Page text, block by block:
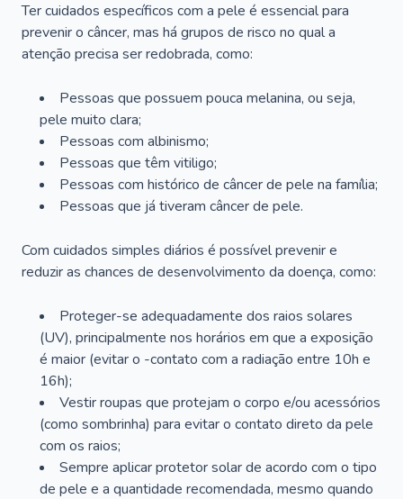
Ter cuidados específicos com a pele é essencial para
prevenir o câncer, mas há grupos de risco no qual a
atenção precisa ser redobrada, como:
Pessoas que possuem pouca melanina, ou seja,
pele muito clara;
Pessoas com albinismo;
Pessoas que têm vitiligo;
Pessoas com histórico de câncer de pele na família;
Pessoas que já tiveram câncer de pele.
Com cuidados simples diários é possível prevenir e
reduzir as chances de desenvolvimento da doença, como:
Proteger-se adequadamente dos raios solares
(UV), principalmente nos horários em que a exposição
é maior (evitar o -contato com a radiação entre 10h e
16h);
Vestir roupas que protejam o corpo e/ou acessórios
(como sombrinha) para evitar o contato direto da pele
com os raios;
Sempre aplicar protetor solar de acordo com o tipo
de pele e a quantidade recomendada, mesmo quando